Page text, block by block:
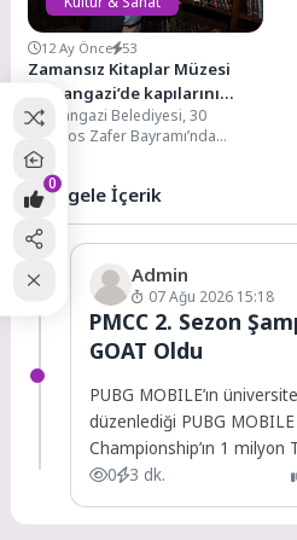
12 Ay Önce 53
Zamansız Kitaplar Müzesi
Osmangazi’de kapılarını
açıyor
Osmangazi Belediyesi, 30
Ağustos Zafer Bayramı’nda
açacağı Zamansız Kitaplar
Müzesi’yle geçmişin izlerini
taşıyan 3 bin...
Rastgele İçerik
Admin
07 Ağu 2026 15:18
PMCC 2. Sezon
GOAT Oldu
PUBG MOBILE’ın
düzenlediği PUBG
Championship’ın 1 milyon
sezonu tamamlandı.
0 3 dk.
0